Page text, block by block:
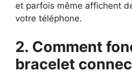
et parfois même affichent
votre téléphone.
2. Comment
bracelet